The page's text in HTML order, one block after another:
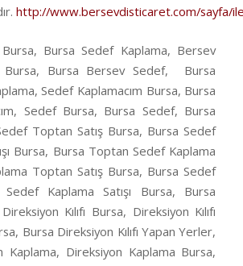
http://www.bersevdisticaret.com/sayfa/
Bursa Sedef Kaplama, Bersev
Bursa, Bursa Bersev Sedef, Bursa
Sedef Kaplamacım Bursa, Bursa
Sedef Bursa, Bursa Sedef, Bursa
Toptan Satış Bursa, Bursa Sedef
Bursa, Bursa Toptan Sedef Kaplama
Toptan Satış Bursa, Bursa Sedef
Sedef Kaplama Satışı Bursa, Bursa
Kılıfı Bursa, Direksiyon Kılıfı
Bursa Direksiyon Kılıfı Yapan Yerler,
Kaplama, Direksiyon Kaplama Bursa,